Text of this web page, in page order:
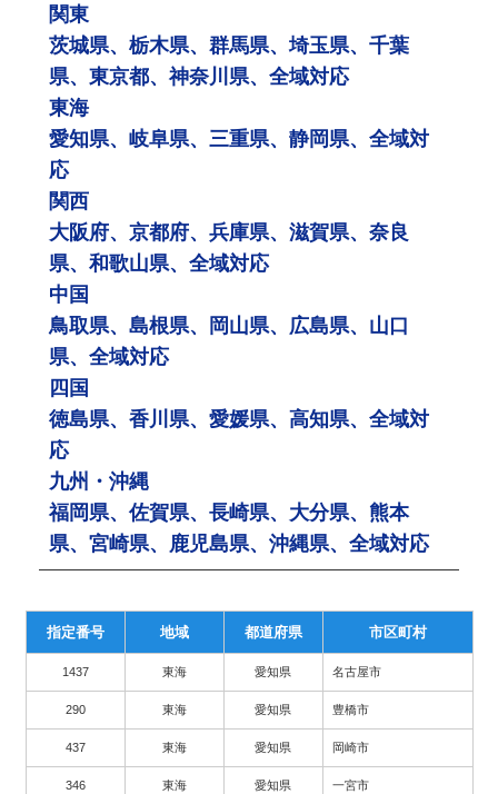
関東
茨城県、栃木県、群馬県、埼玉県、千葉
県、東京都、神奈川県、全域対応
東海
愛知県、岐阜県、三重県、静岡県、全域対
応
関西
大阪府、京都府、兵庫県、滋賀県、奈良
県、和歌山県、全域対応
中国
鳥取県、島根県、岡山県、広島県、山口
県、全域対応
四国
徳島県、香川県、愛媛県、高知県、全域対
応
九州・沖縄
福岡県、佐賀県、長崎県、大分県、熊本
県、宮崎県、鹿児島県、沖縄県、全域対応
指定番号 地域 都道府県 市区町村
1437 東海 愛知県 名古屋市
290 東海 愛知県 豊橋市
437 東海 愛知県 岡崎市
346 東海 愛知県 一宮市